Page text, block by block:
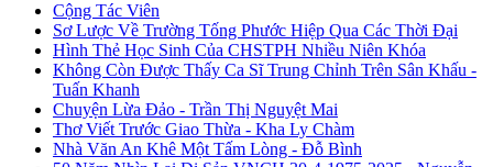
Cộng Tác Viên
Sơ Lược Về Trường Tống Phước Hiệp Qua Các Thời Đại
Hình Thẻ Học Sinh Của CHSTPH Nhiều Niên Khóa
Không Còn Được Thấy Ca Sĩ Trung Chỉnh Trên Sân Khấu -
Tuấn Khanh
Chuyện Lừa Đảo - Trần Thị Nguyệt Mai
Thơ Viết Trước Giao Thừa - Kha Ly Chàm
Nhà Văn An Khê Một Tấm Lòng - Đỗ Bình